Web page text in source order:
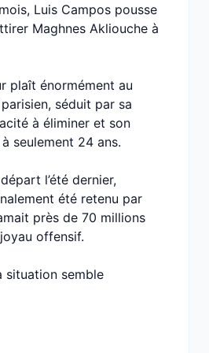
Luis Campos pousse
Maghnes Akliouche à
plaît énormément au
séduit par sa
à éliminer et son
seulement 24 ans.
l’été dernier,
été retenu par
près de 70 millions
offensif.
situation semble